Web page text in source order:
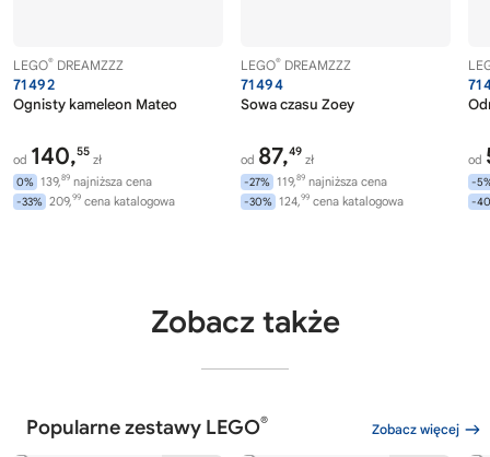
LEGO® DREAMZZZ
71492
Ognisty kameleon Mateo
od 140,55
zł
0% 139,89 najniższa cena
-33% 209,99 cena katalogowa
LEGO® DREAMZZZ
71494
Sowa czasu Zoey
od 87,49
zł
-27% 119,89 najniższa cena
-30% 124,99 cena katalogowa
od
-
-
Zobacz także
Popularne zestawy LEGO® Zobacz więcej